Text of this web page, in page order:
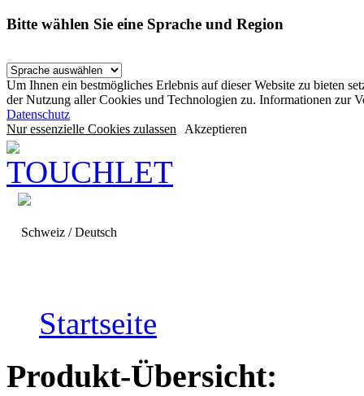
Bitte wählen Sie eine Sprache und Region
Um Ihnen ein bestmögliches Erlebnis auf dieser Website zu bieten
der Nutzung aller Cookies und Technologien zu. Informationen zur
Datenschutz
Nur essenzielle Cookies zulassen Akzeptieren
Schweiz / Deutsch
Startseite
Produkt-Übersicht: